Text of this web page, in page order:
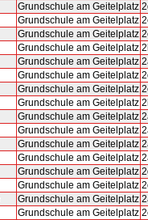
Grundschule am Geitelplatz
Grundschule am Geitelplatz
Grundschule am Geitelplatz
Grundschule am Geitelplatz
Grundschule am Geitelplatz
Grundschule am Geitelplatz
Grundschule am Geitelplatz
Grundschule am Geitelplatz
Grundschule am Geitelplatz
Grundschule am Geitelplatz
Grundschule am Geitelplatz
Grundschule am Geitelplatz
Grundschule am Geitelplatz
Grundschule am Geitelplatz
Grundschule am Geitelplatz
Grundschule am Geitelplatz